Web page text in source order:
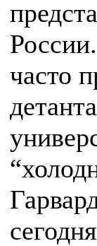
часто